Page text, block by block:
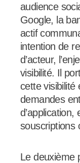
audience
Google, la
actif
intention de
d’acteur,
visibilité. Il
cette visibilité
demandes
d’application,
souscriptions
Le deuxième